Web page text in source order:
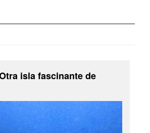
isla fascinante de